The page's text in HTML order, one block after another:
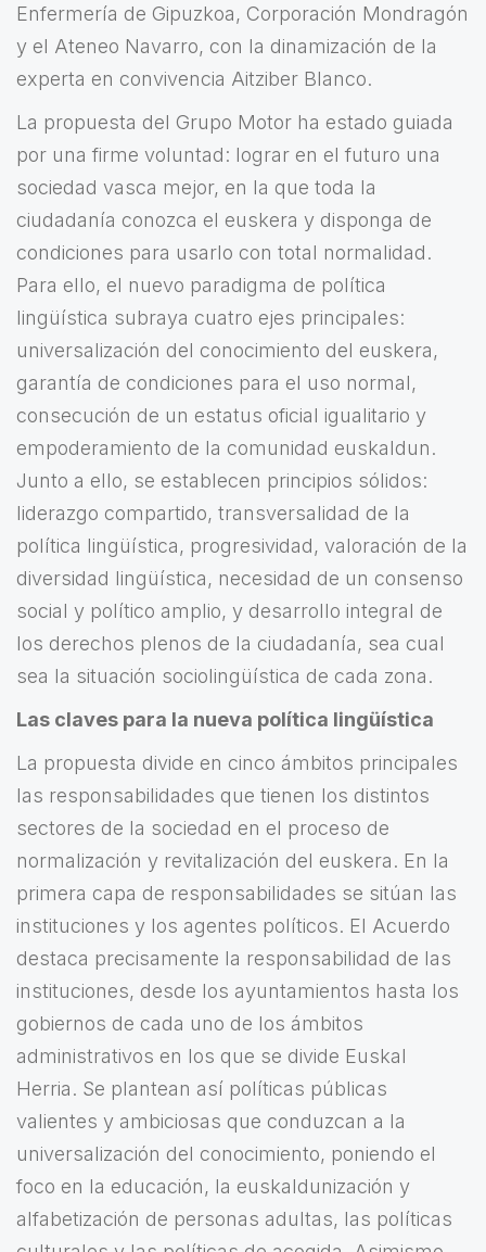
Enfermería de Gipuzkoa, Corporación Mondragón
y el Ateneo Navarro, con la dinamización de la
experta en convivencia Aitziber Blanco.
La propuesta del Grupo Motor ha estado guiada
por una firme voluntad: lograr en el futuro una
sociedad vasca mejor, en la que toda la
ciudadanía conozca el euskera y disponga de
condiciones para usarlo con total normalidad.
Para ello, el nuevo paradigma de política
lingüística subraya cuatro ejes principales:
universalización del conocimiento del euskera,
garantía de condiciones para el uso normal,
consecución de un estatus oficial igualitario y
empoderamiento de la comunidad euskaldun.
Junto a ello, se establecen principios sólidos:
liderazgo compartido, transversalidad de la
política lingüística, progresividad, valoración de la
diversidad lingüística, necesidad de un consenso
social y político amplio, y desarrollo integral de
los derechos plenos de la ciudadanía, sea cual
sea la situación sociolingüística de cada zona.
Las claves para la nueva política lingüística
La propuesta divide en cinco ámbitos principales
las responsabilidades que tienen los distintos
sectores de la sociedad en el proceso de
normalización y revitalización del euskera. En la
primera capa de responsabilidades se sitúan las
instituciones y los agentes políticos. El Acuerdo
destaca precisamente la responsabilidad de las
instituciones, desde los ayuntamientos hasta los
gobiernos de cada uno de los ámbitos
administrativos en los que se divide Euskal
Herria. Se plantean así políticas públicas
valientes y ambiciosas que conduzcan a la
universalización del conocimiento, poniendo el
foco en la educación, la euskaldunización y
alfabetización de personas adultas, las políticas